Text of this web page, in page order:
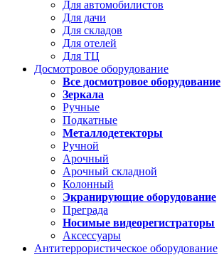
Для автомобилистов
Для дачи
Для складов
Для отелей
Для ТЦ
Досмотровое оборудование
Все досмотровое оборудование
Зеркала
Ручные
Подкатные
Металлодетекторы
Ручной
Арочный
Арочный складной
Колонный
Экранирующие оборудование
Преграда
Носимые видеорегистраторы
Аксессуары
Антитеррористическое оборудование